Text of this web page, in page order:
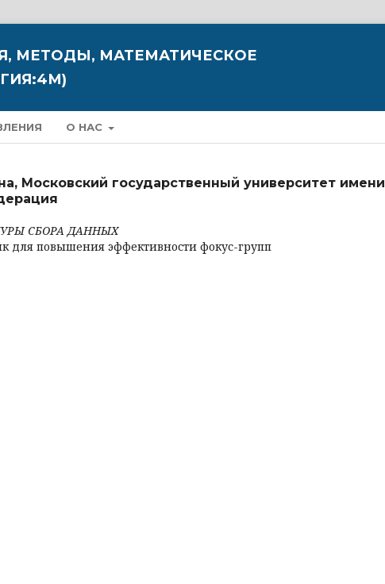
МЕТОДЫ, МАТЕМАТИЧЕСКОЕ
О НАС
Московский государственный университет имени
СБОРА ДАННЫХ
для повышения эффективности фокус-групп